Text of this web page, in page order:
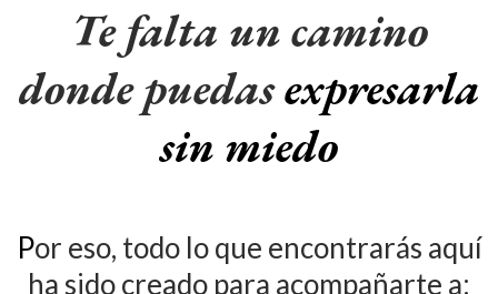
Te falta un camino
donde puedasexpresarla
sin miedo
Por eso, todo lo que encontrarás aquí
ha sido creado para acompañarte a: